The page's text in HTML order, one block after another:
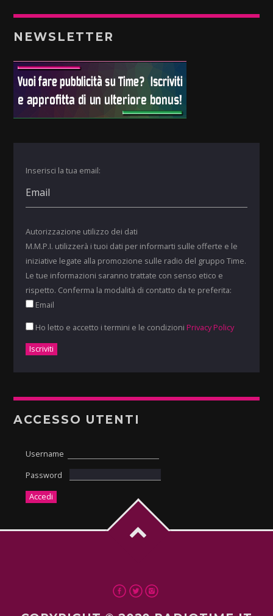
NEWSLETTER
Inserisci la tua email:
Autorizzazione utilizzo dei dati
M.M.P.I. utilizzerà i tuoi dati per informarti sulle offerte e le
iniziative legate alla promozione sulle radio del gruppo Time.
Le tue informazioni saranno trattate con senso etico e
rispetto. Conferma la modalità di contatto da te preferita:
Email
Ho letto e accetto i termini e le condizioni Privacy Policy
ACCESSO UTENTI
Username
Password